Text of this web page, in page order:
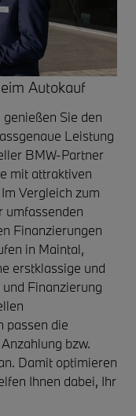
Autokauf
Sie den
Leistung
BMW-Partner
mit attraktiven
Vergleich zum
umfassenden
Finanzierungen
in Maintal,
erstklassige und
Finanzierung
passen die
bzw.
Damit optimieren
Ihnen dabei, Ihr